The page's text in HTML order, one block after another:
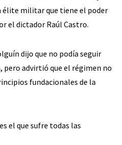
élite militar que tiene el poder
el dictador Raúl Castro.
dijo que no podía seguir
advirtió que el régimen no
fundacionales de la
el que sufre todas las